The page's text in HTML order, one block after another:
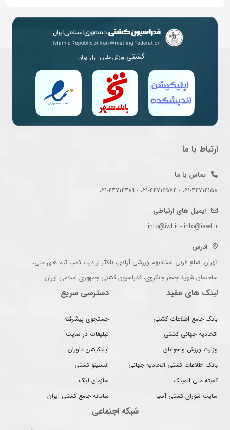
کشتی ورزش ملی و اول ایران
ارتباط با ما
تماس با ما
021-44714158 - 021-44716574 - 021-44714489
ایمیل های ارتباطی
info@iwf.ir - info@iawf.ir
آدرس
تهران، ضلع غربی استادیوم ورزشی آزادی، بالاتر از درب کمپ تیم های ملی،
ساختمان شهید جعفر جنگروی، فدراسیون کشتی جمهوری اسلامی ایران
لینک های مفید
بانک جامع اطلاعات کشتی
اتحادیه جهانی کشتی
وزارت ورزش و جوانان
بانک اطلاعات کشتی اتحادیه جهانی
کمیته ملی المپیک
سایت شورای کشتی آسیا
دسترسی سریع
جستجوی پیشرفته
تبلیغات در سایت
اپلیکیشن داوران
انستیتو کشتی
سازمان لیگ
سامانه جامع کشتی ایران
شبکه اجتماعی